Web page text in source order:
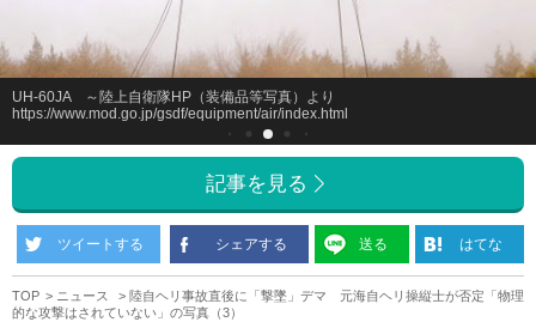
UH-60JA ～陸上自衛隊HP（装備品等写真）より
https://www.mod.go.jp/gsdf/equipment/air/index.html
記事を見る
ツイートする シェアする 送る はてな
TOP ニュース
陸自ヘリ事故直後に「撃墜」デマ 元海自ヘリ操縦士が否定「物理
的な攻撃はされていない」の写真（3）